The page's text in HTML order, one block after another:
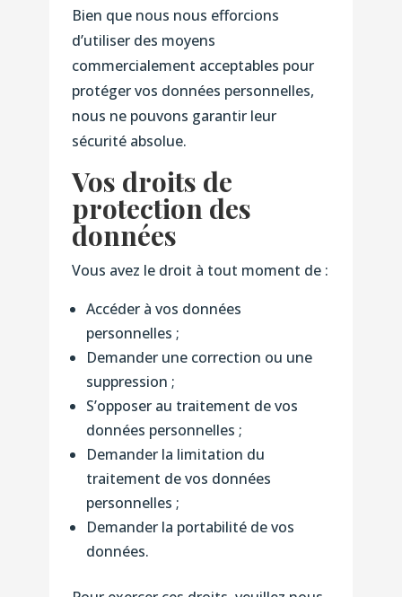
Bien que nous nous efforcions
d’utiliser des moyens
commercialement acceptables pour
protéger vos données personnelles,
nous ne pouvons garantir leur
sécurité absolue.
Vos droits de
protection des
données
Vous avez le droit à tout moment de :
Accéder à vos données
personnelles ;
Demander une correction ou une
suppression ;
S’opposer au traitement de vos
données personnelles ;
Demander la limitation du
traitement de vos données
personnelles ;
Demander la portabilité de vos
données.